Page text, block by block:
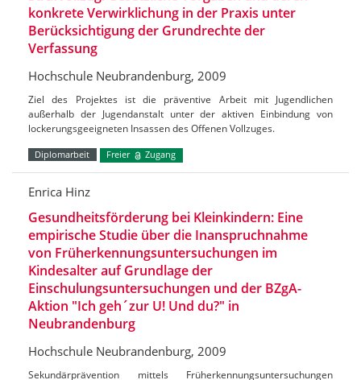
konkrete Verwirklichung in der Praxis unter
Berücksichtigung der Grundrechte der
Verfassung
Hochschule Neubrandenburg, 2009
Ziel des Projektes ist die präventive Arbeit mit Jugendlichen
außerhalb der Jugendanstalt unter der aktiven Einbindung von
lockerungsgeeigneten Insassen des Offenen Vollzuges.
Diplomarbeit Freier Zugang
Enrica Hinz
Gesundheitsförderung bei Kleinkindern: Eine
empirische Studie über die Inanspruchnahme
von Früherkennungsuntersuchungen im
Kindesalter auf Grundlage der
Einschulungsuntersuchungen und der BZgA-
Aktion "Ich geh´zur U! Und du?" in
Neubrandenburg
Hochschule Neubrandenburg, 2009
Sekundärprävention mittels Früherkennungsuntersuchungen